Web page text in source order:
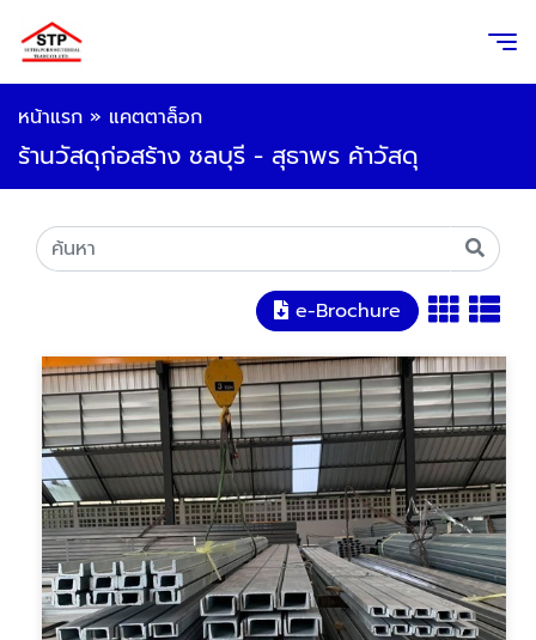
หน้าแรก » แคตตาล็อก
ร้านวัสดุก่อสร้าง ชลบุรี - สุธาพร ค้าวัสดุ
e-Brochure